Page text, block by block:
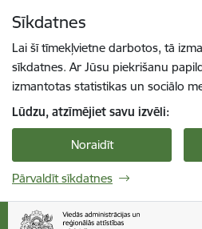
Sīkdatnes
Lai šī tīmekļvietne darbotos, tā
sīkdatnes. Ar Jūsu piekrišanu
izmantotas statistikas un sociālo
Lūdzu, atzīmējiet savu izvēli:
Noraidīt
Pārvaldīt sīkdatnes